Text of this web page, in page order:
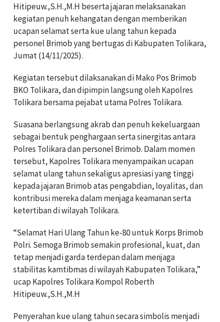
Hitipeuw.,S.H.,M.H beserta jajaran melaksanakan
kegiatan penuh kehangatan dengan memberikan
ucapan selamat serta kue ulang tahun kepada
personel Brimob yang bertugas di Kabupaten Tolikara,
Jumat (14/11/2025).
Kegiatan tersebut dilaksanakan di Mako Pos Brimob
BKO Tolikara, dan dipimpin langsung oleh Kapolres
Tolikara bersama pejabat utama Polres Tolikara.
Suasana berlangsung akrab dan penuh kekeluargaan
sebagai bentuk penghargaan serta sinergitas antara
Polres Tolikara dan personel Brimob. Dalam momen
tersebut, Kapolres Tolikara menyampaikan ucapan
selamat ulang tahun sekaligus apresiasi yang tinggi
kepada jajaran Brimob atas pengabdian, loyalitas, dan
kontribusi mereka dalam menjaga keamanan serta
ketertiban di wilayah Tolikara.
“Selamat Hari Ulang Tahun ke-80 untuk Korps Brimob
Polri. Semoga Brimob semakin profesional, kuat, dan
tetap menjadi garda terdepan dalam menjaga
stabilitas kamtibmas di wilayah Kabupaten Tolikara,”
ucap Kapolres Tolikara Kompol Roberth
Hitipeuw.,S.H.,M.H
Penyerahan kue ulang tahun secara simbolis menjadi